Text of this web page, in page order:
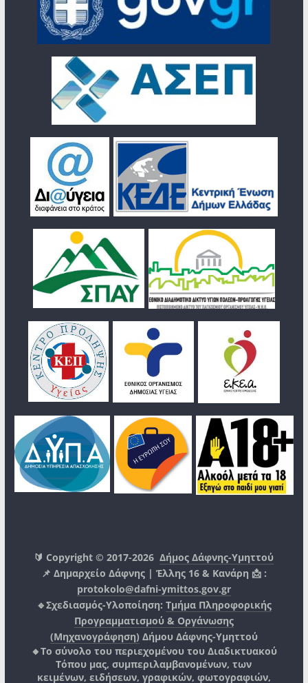
🔰 Copyright © 2017-2026Δήμος Δάφνης-Υμηττού
📌 Δημαρχείο Δάφνης | Έλλης 16 & Κανάρη 📩 :
protokolo@dafni-ymittos.gov.gr
🔹Σχεδιασμός-Υλοποίηση: Τμήμα Πληροφορικής
Προγραμματισμού & Οργάνωσης
(Μηχανογράφηση) Δήμου Δάφνης-Υμηττού
🔸Το σύνολο του περιεχομένου του Διαδικτυακού
Τόπου μας, συμπεριλαμβανομένων, των
κειμένων, ειδήσεων, γραφικών, φωτογραφιών,